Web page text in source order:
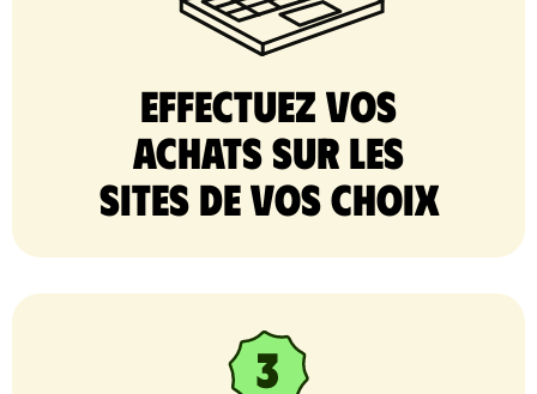
Effectuez vos
achats sur les
sites de vos choix